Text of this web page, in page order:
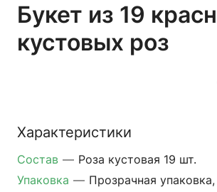
Букет из 19
кустовых роз
Характеристики
Состав — Роза кустовая 19 шт.
Упаковка — Прозрачная